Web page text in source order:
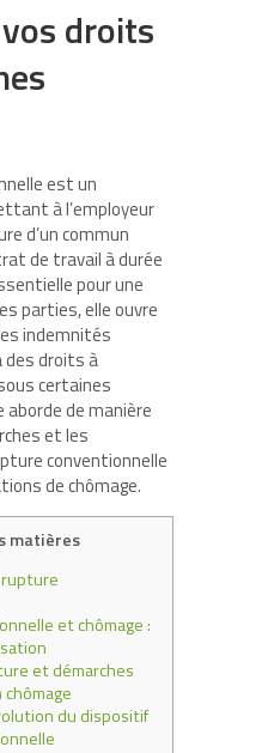
droits
est un
à l’employeur
d’un commun
de travail à durée
pour une
parties, elle ouvre
indemnités
des droits à
certaines
de manière
et les
conventionnelle
de chômage.
matières
rupture
et chômage :
et démarches
du dispositif